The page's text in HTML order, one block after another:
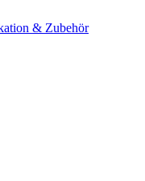
& Zubehör